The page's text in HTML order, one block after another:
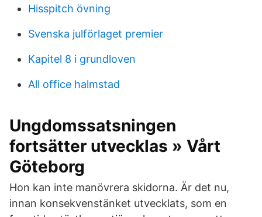
Hisspitch övning
Svenska julförlaget premier
Kapitel 8 i grundloven
All office halmstad
Ungdomssatsningen
fortsätter utvecklas » Vårt
Göteborg
Hon kan inte manövrera skidorna. Är det nu,
innan konsekvenstänket utvecklats, som en